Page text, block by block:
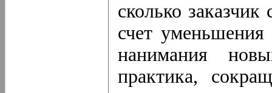
сколько
счет уменьшения
нанимания
практика,